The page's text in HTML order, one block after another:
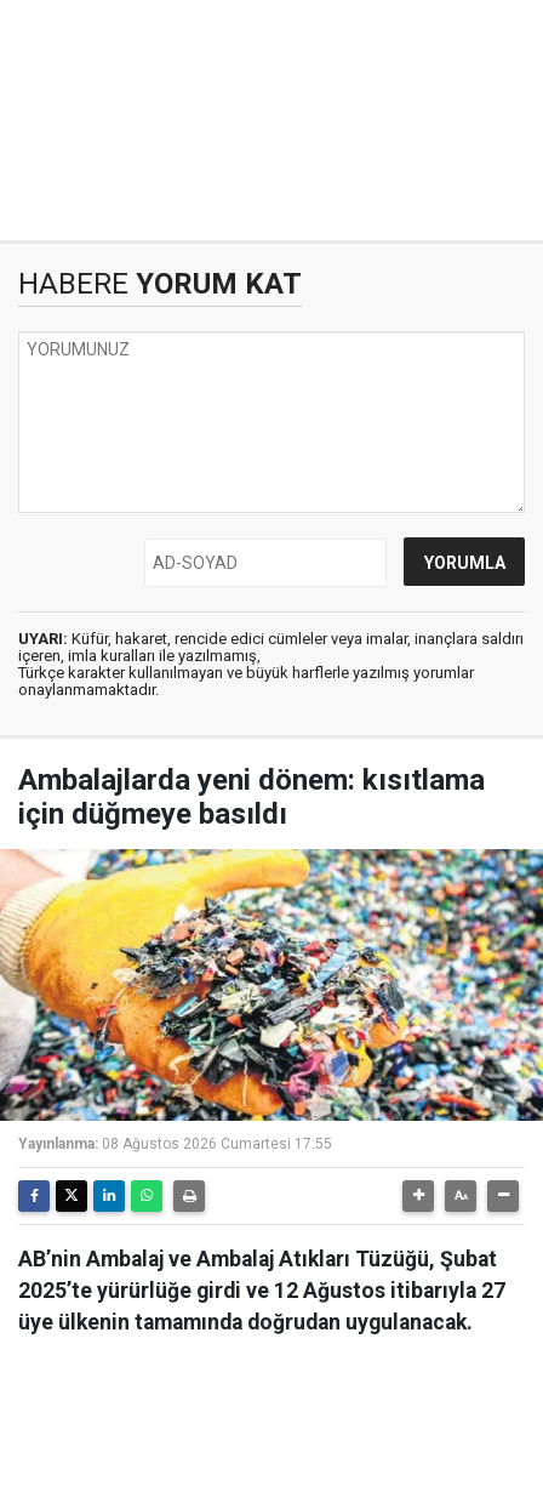
HABERE YORUM KAT
UYARI: Küfür, hakaret, rencide edici cümleler veya imalar, inançlara saldırı
içeren, imla kuralları ile yazılmamış,
Türkçe karakter kullanılmayan ve büyük harflerle yazılmış yorumlar
onaylanmamaktadır.
Ambalajlarda yeni dönem: kısıtlama
için düğmeye basıldı
Yayınlanma: 08 Ağustos 2026 Cumartesi 17:55
AB’nin Ambalaj ve Ambalaj Atıkları Tüzüğü, Şubat
2025’te yürürlüğe girdi ve 12 Ağustos itibarıyla 27
üye ülkenin tamamında doğrudan uygulanacak.